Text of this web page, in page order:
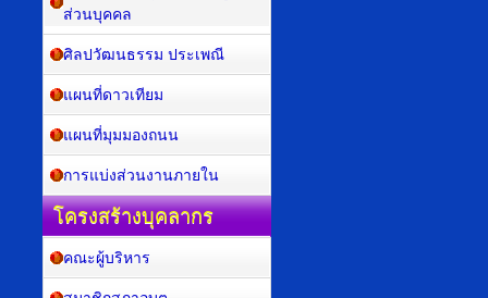
ส่วนบุคคล
ศิลปวัฒนธรรม ประเพณี
แผนที่ดาวเทียม
แผนที่มุมมองถนน
การแบ่งส่วนงานภายใน
โครงสร้างบุคลากร
คณะผู้บริหาร